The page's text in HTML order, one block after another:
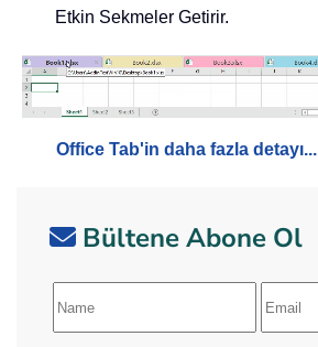
Etkin Sekmeler Getirir.
Office Tab'in daha fazla detayı...
Bültene Abone Ol